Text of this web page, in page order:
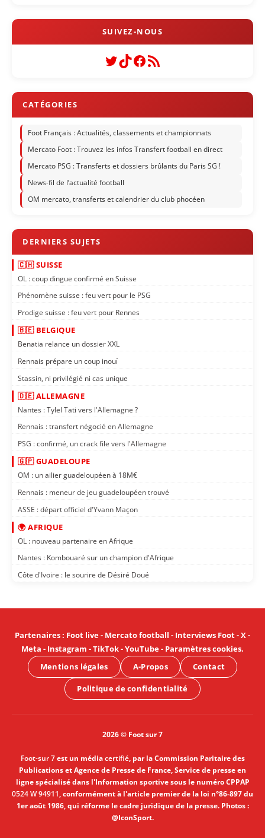
Twitter
TikTok
Facebook
Flux RSS
Foot Français : Actualités, classements et championnats
Mercato Foot : Trouvez les infos Transfert football en direct
Mercato PSG : Transferts et dossiers brûlants du Paris SG !
News-fil de l’actualité football
OM mercato, transferts et calendrier du club phocéen
🇨🇭 SUISSE
OL : coup dingue confirmé en Suisse
Phénomène suisse : feu vert pour le PSG
Prodige suisse : feu vert pour Rennes
🇧🇪 BELGIQUE
Benatia relance un dossier XXL
Rennais prépare un coup inouï
Stassin, ni privilégié ni cas unique
🇩🇪 ALLEMAGNE
Nantes : Tylel Tati vers l'Allemagne ?
Rennais : transfert négocié en Allemagne
PSG : confirmé, un crack file vers l'Allemagne
🇬🇵 GUADELOUPE
OM : un ailier guadeloupéen à 18M€
Rennais : meneur de jeu guadeloupéen trouvé
ASSE : départ officiel d'Yvann Maçon
🌍 AFRIQUE
OL : nouveau partenaire en Afrique
Nantes : Kombouaré sur un champion d'Afrique
Côte d'Ivoire : le sourire de Désiré Doué
Partenaires: Foot live- Mercato football - Interviews Foot-X-
Meta - Instagram -TikTok-YouTube- Paramètres cookies.
Mentions légales
A-Propos Contact
Politique de confidentialité
2026 © Foot sur 7
Foot-sur 7est un médiacertifié, par la Commission Paritaire des
Publications et Agence de Presse de France, Service de presse en
ligne spécialisé dans l'Information sportive sous le numéro CPPAP
0524 W 94911, conformément à l'article premier de la loi n°86-897 du
1er août 1986, qui réforme le cadre juridique de la presse. Photos :
@IconSport.